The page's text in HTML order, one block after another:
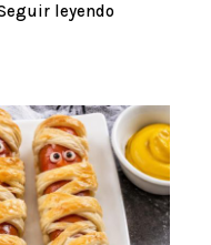
leyendo